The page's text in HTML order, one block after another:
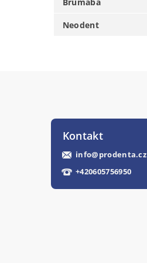
Neodent
Kontakt
info@prodenta.cz
+420605756950